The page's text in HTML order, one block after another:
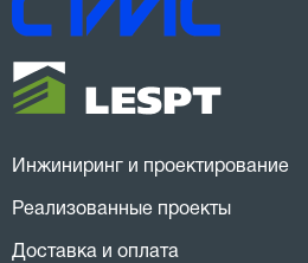
Инжиниринг и проектирование
Реализованные проекты
Доставка и оплата